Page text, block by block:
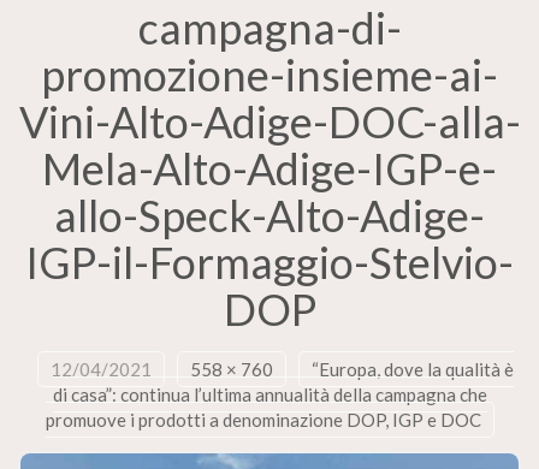
campagna-di-
promozione-insieme-ai-
Vini-Alto-Adige-DOC-alla-
Mela-Alto-Adige-IGP-e-
allo-Speck-Alto-Adige-
IGP-il-Formaggio-Stelvio-
DOP
12/04/2021 558 × 760
“Europa, dove la qualità è
di casa”: continua l’ultima annualità della campagna che
promuove i prodotti a denominazione DOP, IGP e DOC